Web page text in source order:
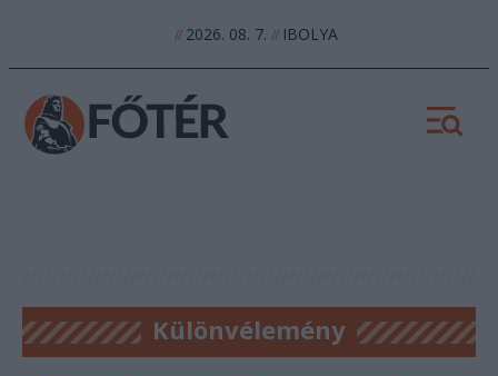
//2026. 08. 7. //IBOLYA
Különvélemény